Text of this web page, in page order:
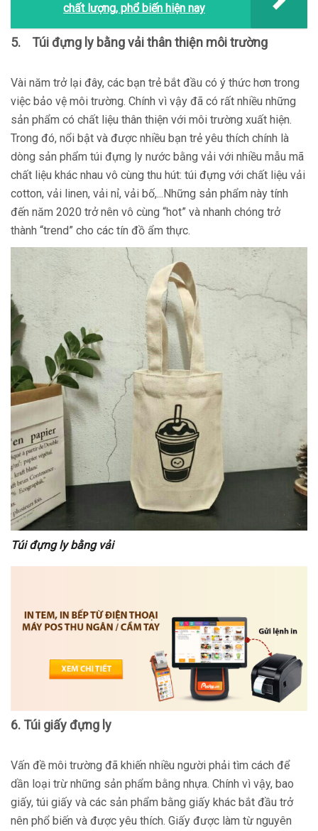
chất lượng, phổ biến hiện nay
5. Túi đựng ly bằng vải thân thiện môi trường
Vài năm trở lại đây, các bạn trẻ bắt đầu có ý thức hơn trong
việc bảo vệ môi trường. Chính vì vậy đã có rất nhiều những
sản phẩm có chất liệu thân thiện với môi trường xuất hiện.
Trong đó, nổi bật và được nhiều bạn trẻ yêu thích chính là
dòng sản phẩm túi đựng ly nước bằng vải với nhiều mẫu mã
chất liệu khác nhau vô cùng thu hút: túi đựng với chất liệu vải
cotton, vải linen, vải nỉ, vải bố,...Những sản phẩm này tính
đến năm 2020 trở nên vô cùng “hot” và nhanh chóng trở
thành “trend” cho các tín đồ ẩm thực.
Túi đựng ly bằng vải
6. Túi giấy đựng ly
Vấn đề môi trường đã khiến nhiều người phải tìm cách để
dần loại trừ những sản phẩm bằng nhựa. Chính vì vậy, bao
giấy, túi giấy và các sản phẩm bằng giấy khác bắt đầu trở
nên phổ biến và được yêu thích. Giấy được làm từ nguyên